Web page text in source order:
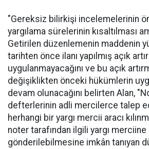
"Gereksiz bilirkişi incelemelerinin
yargılama sürelerinin kısaltılması
Getirilen düzenlemenin maddenin
tarihten önce ilanı yapılmış açık
uygulanmayacağını ve bu açık
değişiklikten önceki hükümlerin
devam olunacağını belirten Alan,
defterlerinin adli mercilerce talep
herhangi bir yargı mercii aracı
noter tarafından ilgili yargı merciine
gönderilebilmesine imkân tanıyan